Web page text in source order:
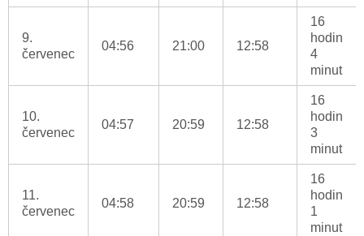
9.
červenec
04:56 21:00 12:58
16
hodin
4
minut
10.
červenec
04:57 20:59 12:58
16
hodin
3
minut
11.
červenec
04:58 20:59 12:58
16
hodin
1
minut